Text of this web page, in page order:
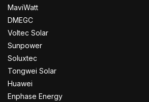
MaviWatt
DMEGC
Voltec Solar
Sunpower
Soluxtec
Tongwei Solar
Huawei
Enphase Energy